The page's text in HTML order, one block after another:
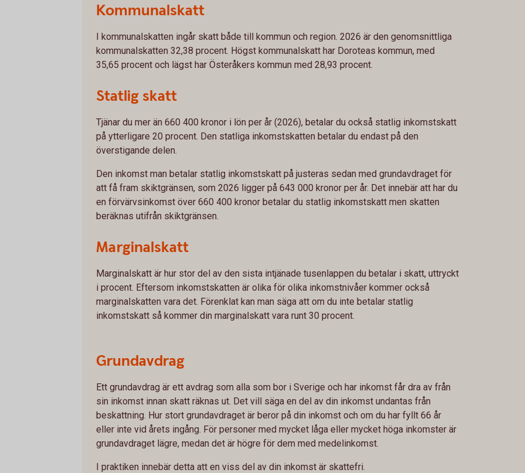
Kommunalskatt
I kommunalskatten ingår skatt både till kommun och region. 2026 är den genomsnittliga
kommunalskatten 32,38 procent. Högst kommunalskatt har Doroteas kommun, med
35,65 procent och lägst har Österåkers kommun med 28,93 procent.
Statlig skatt
Tjänar du mer än 660 400 kronor i lön per år (2026), betalar du också statlig inkomstskatt
på ytterligare 20 procent. Den statliga inkomstskatten betalar du endast på den
överstigande delen.
Den inkomst man betalar statlig inkomstskatt på justeras sedan med grundavdraget för
att få fram skiktgränsen, som 2026 ligger på 643 000 kronor per år. Det innebär att har du
en förvärvsinkomst över 660 400 kronor betalar du statlig inkomstskatt men skatten
beräknas utifrån skiktgränsen.
Marginalskatt
Marginalskatt är hur stor del av den sista intjänade tusenlappen du betalar i skatt, uttryckt
i procent. Eftersom inkomstskatten är olika för olika inkomstnivåer kommer också
marginalskatten vara det. Förenklat kan man säga att om du inte betalar statlig
inkomstskatt så kommer din marginalskatt vara runt 30 procent.
Grundavdrag
Ett grundavdrag är ett avdrag som alla som bor i Sverige och har inkomst får dra av från
sin inkomst innan skatt räknas ut. Det vill säga en del av din inkomst undantas från
beskattning. Hur stort grundavdraget är beror på din inkomst och om du har fyllt 66 år
eller inte vid årets ingång. För personer med mycket låga eller mycket höga inkomster är
grundavdraget lägre, medan det är högre för dem med medelinkomst.
I praktiken innebär detta att en viss del av din inkomst är skattefri.